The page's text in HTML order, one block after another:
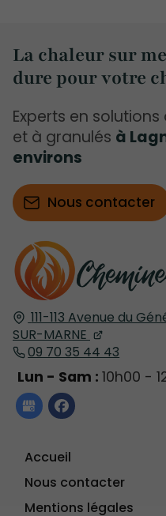
111-113 Avenue du
SUR-MARNE
09 70 35 44 43
Lun - Sam : 10h00 -
Accueil
Nous contacter
Mentions légales
La chaleur sur
dure pour votre
Experts en
et à granulés à
environs
Nous contacter